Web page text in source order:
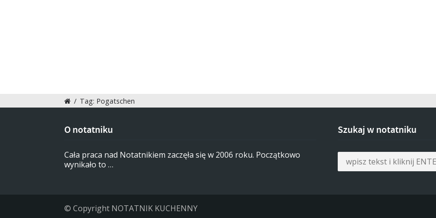
/ Tag: Pogatschen
O notatniku
Cała praca nad Notatnikiem zaczęła się w 2006 roku. Początkowo
wynikało to …
Szukaj w notatniku
© Copyright NOTATNIK KUCHENNY